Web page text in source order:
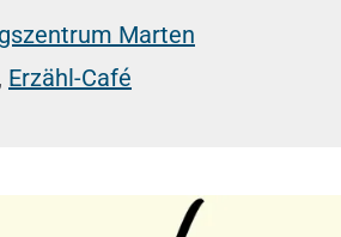
Marten
, Erzähl-Café